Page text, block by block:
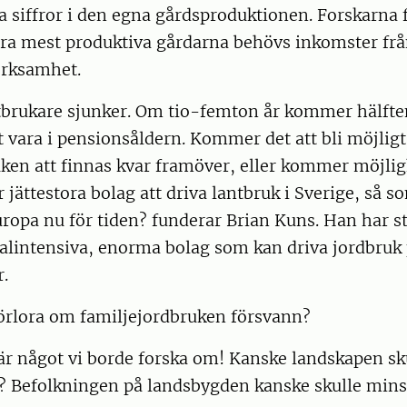
siffror i den egna gårdsproduktionen. Forskarna
mest produktiva gårdarna behövs inkomster
sjunker. Om tio-femton år kommer
vara i pensionsåldern. Kommer det att bli
att finnas kvar framöver, eller kommer
jättestora bolag att driva lantbruk i Sverige, så
nu för tiden? funderar Brian Kuns. Han har
enorma bolag som kan driva jordbruk
om familjejordbruken försvann?
något vi borde forska om! Kanske landskapen
Befolkningen på landsbygden kanske skulle